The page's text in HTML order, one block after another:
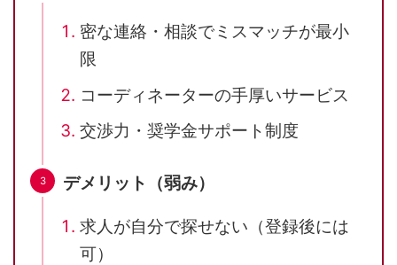
密な連絡・相談でミスマッチが最小
限
コーディネーターの手厚いサービス
交渉力・奨学金サポート制度
デメリット（弱み）
求人が自分で探せない（登録後には
可）